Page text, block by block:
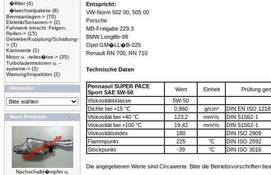
�lfilter(4)
�lwechselpakete (8)
Bremsanlagen-> (70)
Elektrik/Sensoren-> (2)
Fahrwerk einschl. Felgen,
Reifen-> (15)
Getriebe/Kupplung/Schaltung-
> (3)
Karosserie (1)
Motor u. -teiles�tze-> (35)
Turboladermotoren u. -
systeme-> (3)
Wartung/Inspektion (2)
Hersteller
Neue Produkte
Nachschalld�mpfer u.
Entspricht:
VW-Norm 502 00, 505 00
Porsche
MB-Freigabe 229.3
BMW Longlife-98
Opel GM�LL�B-025
Renault RN 700, RN 710
Technische Daten
Pennasol SUPER PACE
Sport SAE 5W-50
Wert Einheit
Prüfung
Viskositätsklasse
5W-50
Dichte bei +15 °C
0,860 g/cm³
DIN EN ISO
Viskosität bei +40 °C
123,2 mm²/s
DIN 51562-1
Viskosität bei +100 °C
19,42 mm²/s
DIN 51562-1
Viskositätsindex
180
DIN ISO 2909
Flammpunkt
225 °C
DIN ISO 2592
Stockpunkt
-39 °C DIN ISO 3016
Die angegebenen Werte sind Circawerte. Bitte die Betriebsvorschriften